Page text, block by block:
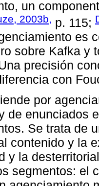
un
2003b, p. 115;
es
sobre Kafka y
precisión
con
por
de enunciados
Se trata de
contenido y la
y la
segmentos: el